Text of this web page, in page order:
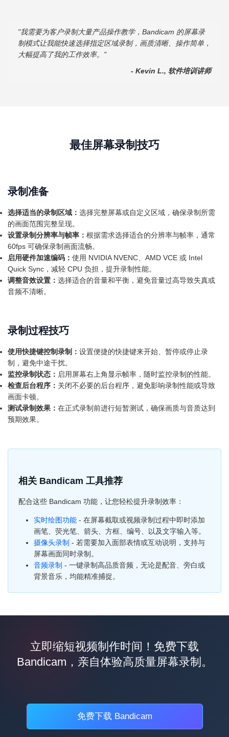
"我需要为客户录制大量产品操作教学，Bandicam 的屏幕录
制模式让我能快速选择指定区域录制，画质清晰、操作简单，
大幅提高了我的工作效率。"
- Kevin L., 软件培训讲师
最佳屏幕录制技巧
录制准备
选择适当的录制区域： 选择完整屏幕或自定义区域，确保录制所需
的画面范围完整呈现。
设置录制分辨率与帧率： 根据需求选择适合的分辨率与帧率，通常
60fps 可确保录制画面流畅。
启用硬件加速编码： 使用 NVIDIA NVENC、AMD VCE 或 Intel
Quick Sync，减轻 CPU 负担，提升录制性能。
调整音效设置： 选择适合的音量和平衡，避免音量过高导致失真或
音频不清晰。
录制过程技巧
使用快捷键控制录制： 设置便捷的快捷键来开始、暂停或停止录
制，避免中途干扰。
监控录制状态： 启用屏幕右上角显示帧率，随时监控录制的性能。
检查后台程序： 关闭不必要的后台程序，避免影响录制性能或导致
画面卡顿。
测试录制效果： 在正式录制前进行短暂测试，确保画质与音质达到
预期效果。
相关 Bandicam 工具推荐
配合这些 Bandicam 功能，让您轻松提升录制效率：
实时绘图功能 - 在屏幕截取或视频录制过程中即时添加
画笔、荧光笔、箭头、方框、编号、以及文字输入等。
摄像头录制 - 若需要加入面部表情或互动说明，支持与
屏幕画面同时录制。
音频录制 - 一键录制高品质音频，无论是配音、旁白或
背景音乐，均能精准捕捉。
立即缩短视频制作时间！免费下载
Bandicam，亲自体验高质量屏幕录制。
免费下载 Bandicam